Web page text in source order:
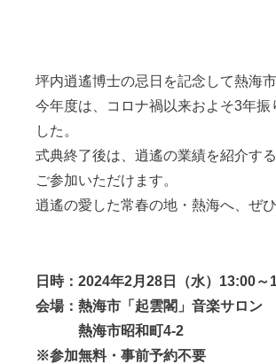
坪内逍遙博士の忌日を記念して熱海
今年度は、コロナ禍以来およそ3年
した。
式典終了後は、逍遙の業績を紹介す
ご参加いただけます。
逍遙の愛した常春の地・熱海へ、ぜ
日時：2024年2月28日（水）13:00～
会場：熱海市「起雲閣」音楽サロン
熱海市昭和町4-2
※参加無料・事前予約不要